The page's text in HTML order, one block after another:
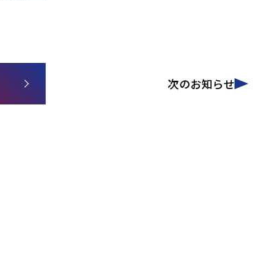
次のお知らせ